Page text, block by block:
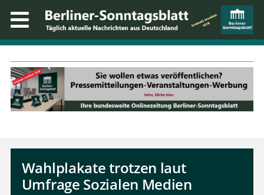
Wahlplakate trotzen laut
Umfrage Sozialen Medien